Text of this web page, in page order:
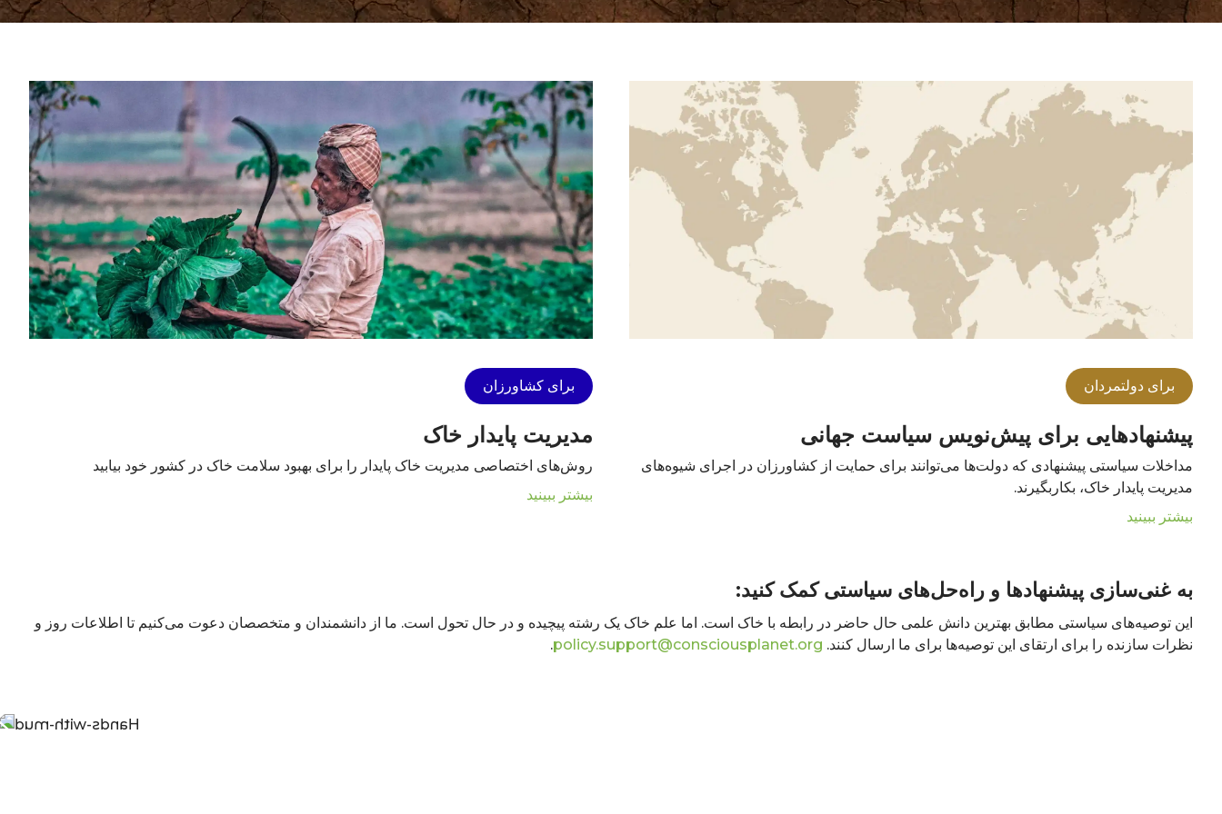
برای دولتمردان
پیشنهاد‌هایی برای پیش‌نویس سیاست جهانی
مداخلات سیاستی پیشنهادی که دولت‌ها می‌توانند برای حمایت از کشاورزان در اجرای شیوه‌های
مدیریت پایدار خاک، بکاربگیرند.
بیشتر ببینید
برای کشاورزان
مدیریت پایدار خاک
روش‌های اختصاصی مدیریت خاک پایدار را برای بهبود سلامت خاک در کشور خود بیابید
بیشتر ببینید
به غنی‌سازی پیشنهادها و راه‌حل‌های سیاستی کمک کنید:
این توصیه‌های سیاستی مطابق بهترین دانش علمی حال حاضر در رابطه با خاک است. اما علم خاک یک رشته پیچیده و در حال تحول است. ما از دانشمندان و متخصصان دعوت می‌کنیم تا اطلاعات روز و
نظرات سازنده را برای ارتقای این توصیه‌ها برای ما ارسال کنند. policy.support@consciousplanet.org
.